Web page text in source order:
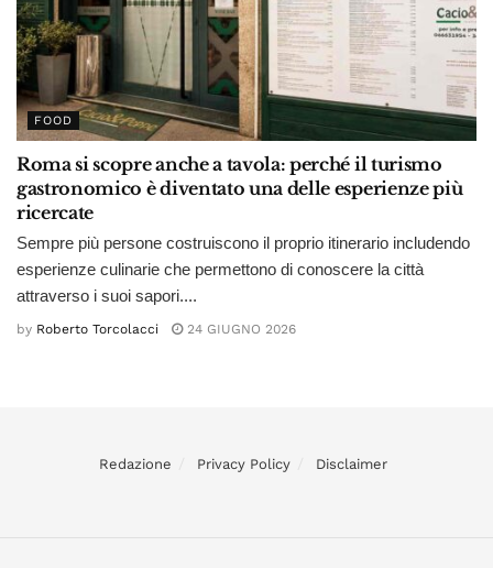
FOOD
Roma si scopre anche a tavola: perché il turismo
gastronomico è diventato una delle esperienze più
ricercate
Sempre più persone costruiscono il proprio itinerario includendo
esperienze culinarie che permettono di conoscere la città
attraverso i suoi sapori....
by Roberto Torcolacci 24 GIUGNO 2026
Redazione Privacy Policy Disclaimer